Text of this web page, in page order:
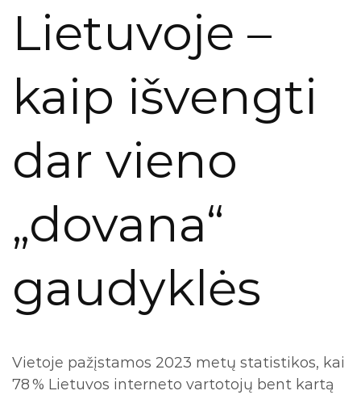
Lietuvoje –
kaip išvengti
dar vieno
„dovana“
gaudyklės
Vietoje pažįstamos 2023 metų statistikos, kai
78 % Lietuvos interneto vartotojų bent kartą